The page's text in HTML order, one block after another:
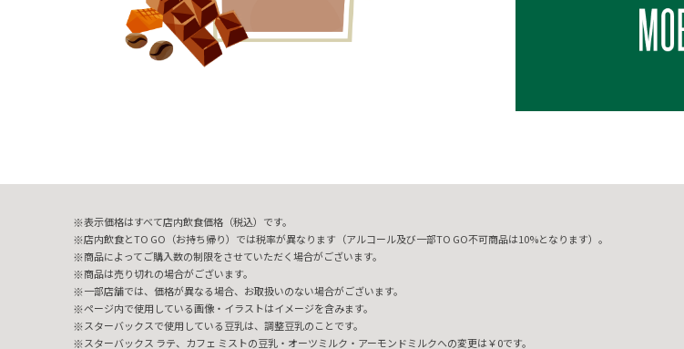
表示価格はすべて店内飲食価格（税込）です。
店内飲食とTO GO（お持ち帰り）では税率が異なります（アルコール及び一部TO GO不可商品は10%となります）。
商品によってご購入数の制限をさせていただく場合がございます。
商品は売り切れの場合がございます。
一部店舗では、価格が異なる場合、お取扱いのない場合がございます。
ページ内で使用している画像・イラストはイメージを含みます。
スターバックスで使用している豆乳は、調整豆乳のことです。
スターバックス ラテ、カフェ ミストの豆乳・オーツミルク・アーモンドミルクへの変更は￥0です。